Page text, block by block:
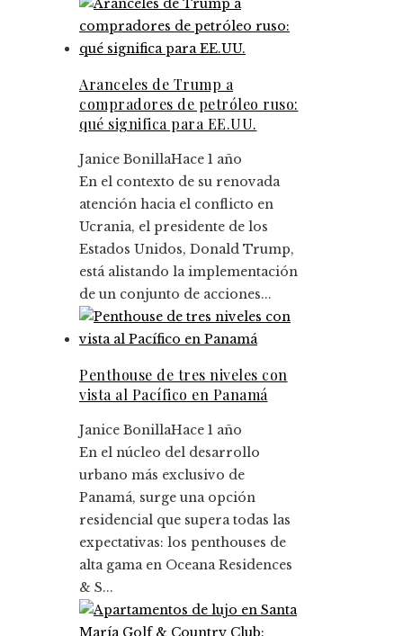
Aranceles de Trump a
compradores de petróleo ruso:
qué significa para EE.UU.
Janice BonillaHace 1 año
En el contexto de su renovada
atención hacia el conflicto en
Ucrania, el presidente de los
Estados Unidos, Donald Trump,
está alistando la implementación
de un conjunto de acciones...
Penthouse de tres niveles con
vista al Pacífico en Panamá
Janice BonillaHace 1 año
En el núcleo del desarrollo
urbano más exclusivo de
Panamá, surge una opción
residencial que supera todas las
expectativas: los penthouses de
alta gama en Oceana Residences
& S...